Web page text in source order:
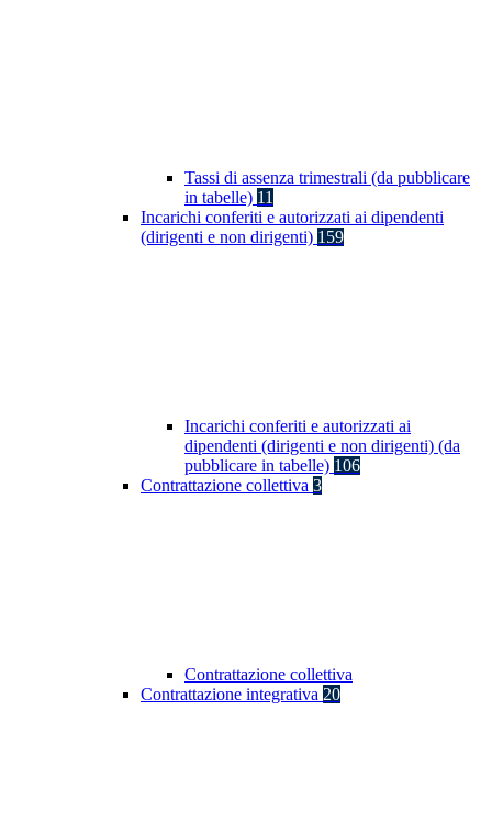
Tassi di assenza trimestrali (da pubblicare
in tabelle) 11
Incarichi conferiti e autorizzati ai dipendenti
(dirigenti e non dirigenti) 159
Incarichi conferiti e autorizzati ai
dipendenti (dirigenti e non dirigenti) (da
pubblicare in tabelle) 106
Contrattazione collettiva 3
Contrattazione collettiva
Contrattazione integrativa 20